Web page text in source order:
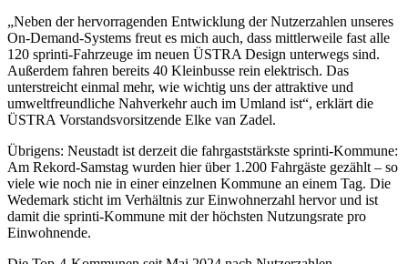
„Neben der hervorragenden Entwicklung der Nutzerzahlen unseres
On-Demand-Systems freut es mich auch, dass mittlerweile fast alle
120 sprinti-Fahrzeuge im neuen ÜSTRA Design unterwegs sind.
Außerdem fahren bereits 40 Kleinbusse rein elektrisch. Das
unterstreicht einmal mehr, wie wichtig uns der attraktive und
umweltfreundliche Nahverkehr auch im Umland ist“, erklärt die
ÜSTRA Vorstandsvorsitzende Elke van Zadel.
Übrigens: Neustadt ist derzeit die fahrgaststärkste sprinti-Kommune:
Am Rekord-Samstag wurden hier über 1.200 Fahrgäste gezählt – so
viele wie noch nie in einer einzelnen Kommune an einem Tag. Die
Wedemark sticht im Verhältnis zur Einwohnerzahl hervor und ist
damit die sprinti-Kommune mit der höchsten Nutzungsrate pro
Einwohnende.